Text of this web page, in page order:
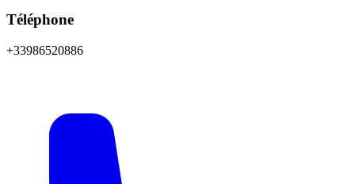
Téléphone
+33986520886